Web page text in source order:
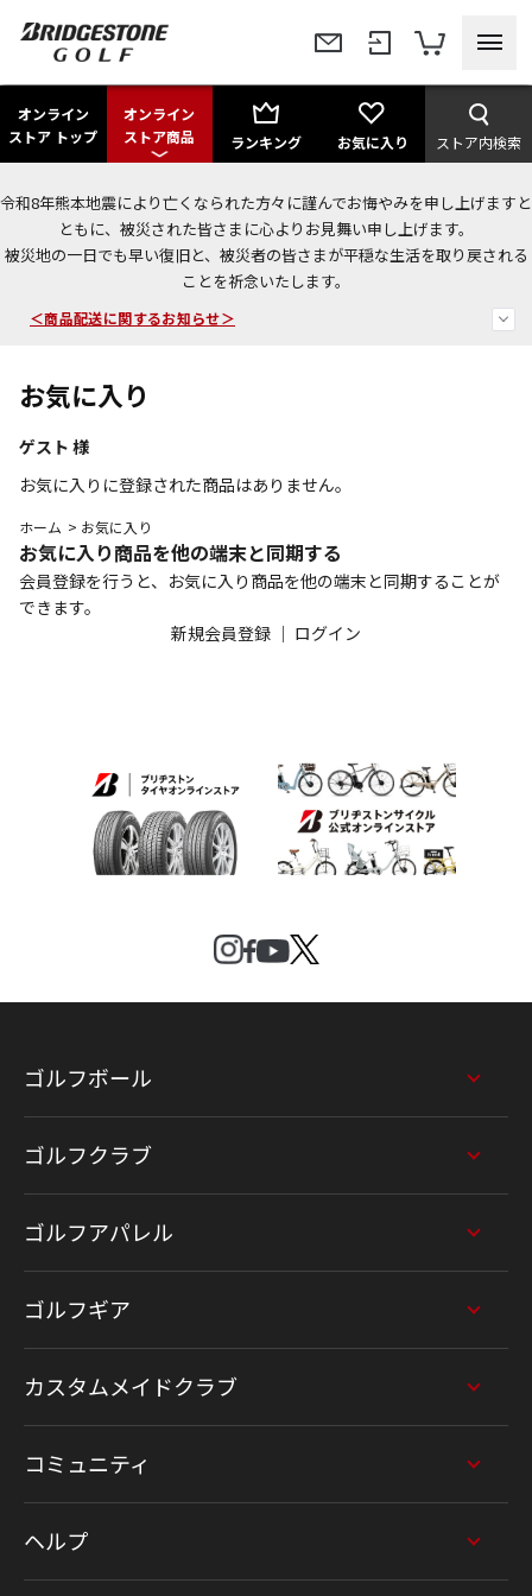
オンライン
ストア トップ
オンライン
ストア商品
ランキング お気に入り ストア内検索
令和8年熊本地震により亡くなられた方々に謹んでお悔やみを申し上げますと
ともに、被災された皆さまに心よりお見舞い申し上げます。
被災地の一日でも早い復旧と、被災者の皆さまが平穏な生活を取り戻される
ことを祈念いたします。
＜夏季休暇中のご注文・発送・お問い合わせ＞
今なら新規会員登録で1,000円OFFクーポンプレゼント！
＜商品配送に関するお知らせ＞
お気に入り
ゲスト 様
お気に入りに登録された商品はありません。
ホーム > お気に入り
お気に入り商品を他の端末と同期する
会員登録を行うと、お気に入り商品を他の端末と同期することが
できます。
新規会員登録 ｜ ログイン
ゴルフボール
ゴルフクラブ
ゴルフアパレル
ゴルフギア
カスタムメイドクラブ
コミュニティ
ヘルプ